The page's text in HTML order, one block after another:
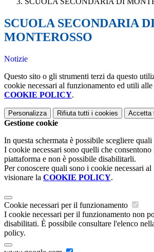
SCUOLA SECONDARIA
MONTEROSSO
Notizie
Questo sito o gli strumenti terzi da questo
cookie necessari al funzionamento ed utili
COOKIE POLICY.
Personalizza Rifiuta tutti i cookies Accetta
Gestione cookie
In questa schermata è possibile scegliere
I cookie necessari sono quelli che
piattaforma e non è possibile disabilitarli.
Per conoscere quali sono i cookie necessari
visionare la COOKIE POLICY.
Cookie necessari per il funzionamento
I cookie necessari per il funzionamento non
disabilitati. È possibile consultare l'elenco
policy.